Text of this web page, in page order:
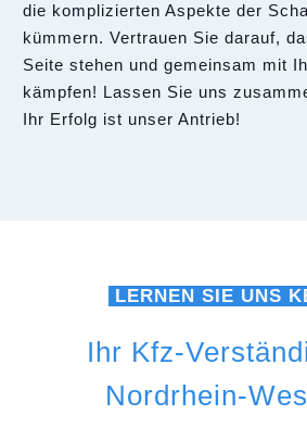
die komplizierten Aspekte der
kümmern. Vertrauen Sie darauf,
Seite stehen und gemeinsam mit
kämpfen! Lassen Sie uns
Ihr Erfolg ist unser Antrieb!
LERNEN SIE UNS
Ihr Kfz-
Nordrhein-